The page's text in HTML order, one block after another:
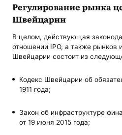
Регулирование рынка
Швейцарии
В целом, действующая
отношении IPO, а также рынков
Швейцарии состоит из
Кодекс Швейцарии об
1911 года;
Закон об инфраструктуре
от 19 июня 2015 года;